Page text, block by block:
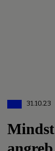
31.10.23